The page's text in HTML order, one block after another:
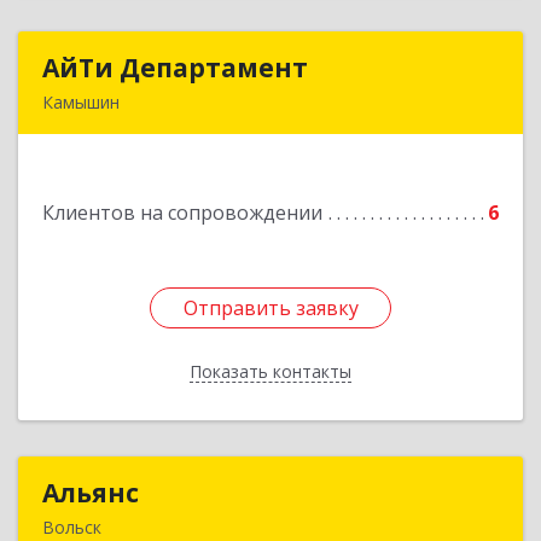
АйТи Департамент
Камышин
Клиентов на сопровождении 6
Отправить заявку
Показать контакты
АйТи Департамент
Подробнее
Отправить заявку
Назад
Альянс
Вольск